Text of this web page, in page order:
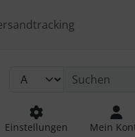
Einstellungen Mein